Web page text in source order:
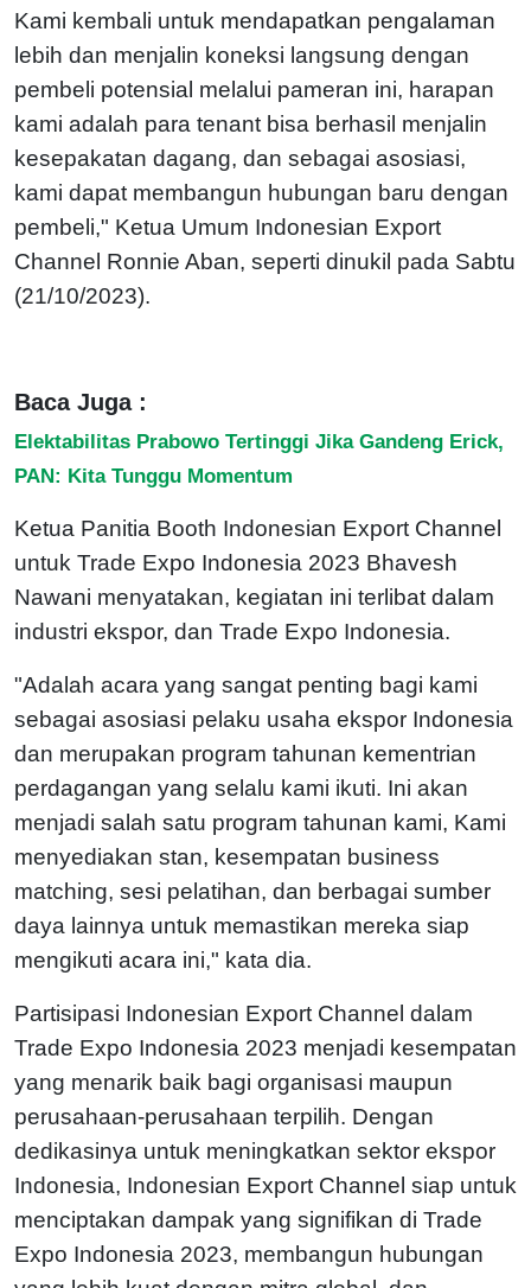
Kami kembali untuk mendapatkan pengalaman
lebih dan menjalin koneksi langsung dengan
pembeli potensial melalui pameran ini, harapan
kami adalah para tenant bisa berhasil menjalin
kesepakatan dagang, dan sebagai asosiasi,
kami dapat membangun hubungan baru dengan
pembeli," Ketua Umum Indonesian Export
Channel Ronnie Aban, seperti dinukil pada Sabtu
(21/10/2023).
Baca Juga :
Elektabilitas Prabowo Tertinggi Jika Gandeng Erick,
PAN: Kita Tunggu Momentum
Ketua Panitia Booth Indonesian Export Channel
untuk Trade Expo Indonesia 2023 Bhavesh
Nawani menyatakan, kegiatan ini terlibat dalam
industri ekspor, dan Trade Expo Indonesia.
"Adalah acara yang sangat penting bagi kami
sebagai asosiasi pelaku usaha ekspor Indonesia
dan merupakan program tahunan kementrian
perdagangan yang selalu kami ikuti. Ini akan
menjadi salah satu program tahunan kami, Kami
menyediakan stan, kesempatan business
matching, sesi pelatihan, dan berbagai sumber
daya lainnya untuk memastikan mereka siap
mengikuti acara ini," kata dia.
Partisipasi Indonesian Export Channel dalam
Trade Expo Indonesia 2023 menjadi kesempatan
yang menarik baik bagi organisasi maupun
perusahaan-perusahaan terpilih. Dengan
dedikasinya untuk meningkatkan sektor ekspor
Indonesia, Indonesian Export Channel siap untuk
menciptakan dampak yang signifikan di Trade
Expo Indonesia 2023, membangun hubungan